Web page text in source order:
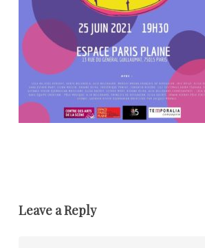
Leave a Reply